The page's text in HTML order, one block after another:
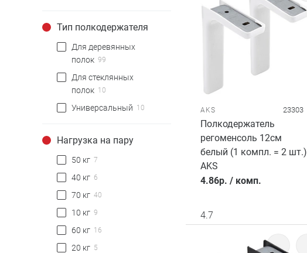
Тип полкодержателя
Для деревянных
полок 99
Для стеклянных
полок 10
Универсальный 10
Нагрузка на пару
50 кг 7
40 кг 6
70 кг 40
10 кг 9
60 кг 16
20 кг 5
AKS 23303
Полкодержатель
регоменсоль 12см
белый (1 компл. = 2 шт.)
AKS
4.86р. / комп.
4.7